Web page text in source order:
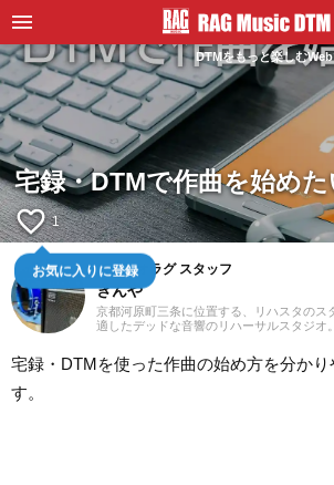
DTMをもっと楽しむ
宅録・DTMで作曲を始め
favorite_border 1
お気に入りに登録スタジオラグ スタッフ
きんや
京都河原町三条に位置する、リハスタのス
適したデッドな音響のリハーサルスタジオ
ジオラグらしさ」を追求してまいります。
宅録・DTMを使った作曲の始め方を分かり
す。